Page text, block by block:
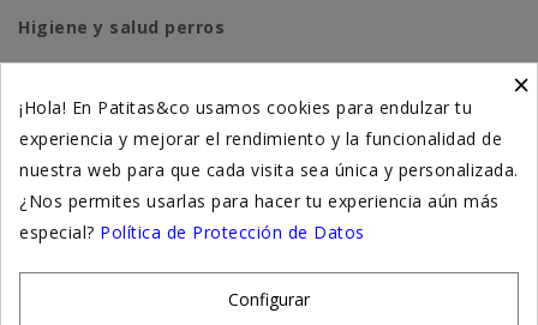
Higiene y salud perros
Suplementación natural
Otros
×
¡Hola! En Patitas&co usamos cookies para endulzar tu
experiencia y mejorar el rendimiento y la funcionalidad de
nuestra web para que cada visita sea única y personalizada.
¿Nos permites usarlas para hacer tu experiencia aún más
especial? Política de Protección de Datos
Configurar